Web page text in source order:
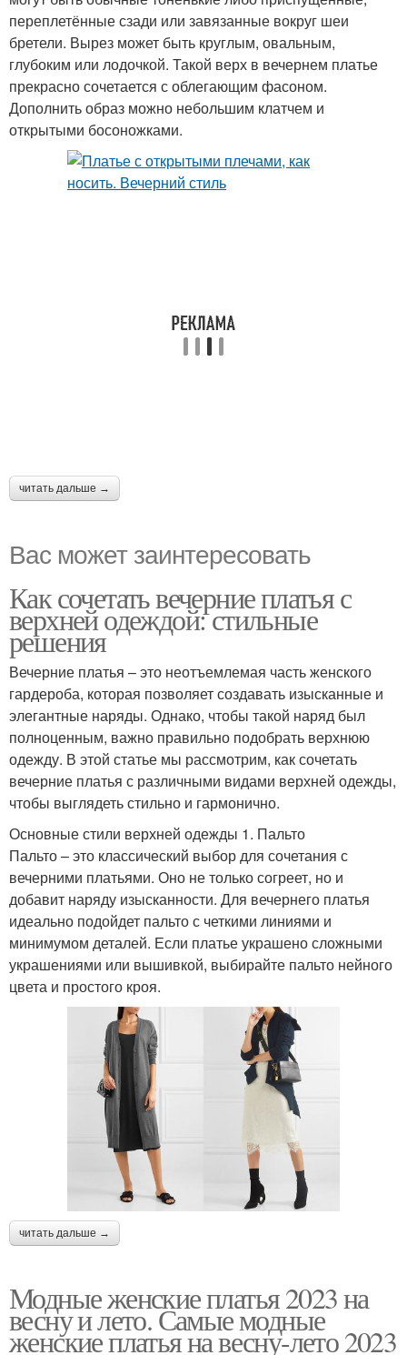
переплетённые сзади или завязанные вокруг шеи
бретели. Вырез может быть круглым, овальным,
глубоким или лодочкой. Такой верх в вечернем платье
прекрасно сочетается с облегающим фасоном.
Дополнить образ можно небольшим клатчем и
открытыми босоножками.
читать дальше →
Вас может заинтересовать
Как сочетать вечерние платья с
верхней одеждой: стильные
решения
Вечерние платья – это неотъемлемая часть женского
гардероба, которая позволяет создавать изысканные и
элегантные наряды. Однако, чтобы такой наряд был
полноценным, важно правильно подобрать верхнюю
одежду. В этой статье мы рассмотрим, как сочетать
вечерние платья с различными видами верхней одежды,
чтобы выглядеть стильно и гармонично.
Основные стили верхней одежды 1. Пальто
Пальто – это классический выбор для сочетания с
вечерними платьями. Оно не только согреет, но и
добавит наряду изысканности. Для вечернего платья
идеально подойдет пальто с четкими линиями и
минимумом деталей. Если платье украшено сложными
украшениями или вышивкой, выбирайте пальто нейного
цвета и простого кроя.
читать дальше →
Модные женские платья 2023 на
весну и лето. Самые модные
женские платья на весну-лето 2023